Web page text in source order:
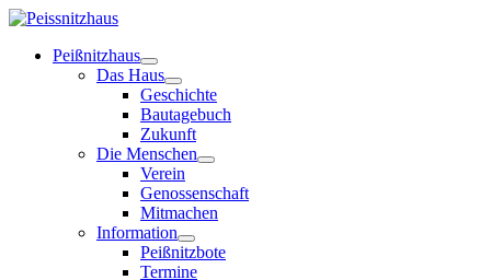
Peißnitzhaus
Das Haus
Geschichte
Bautagebuch
Zukunft
Die Menschen
Verein
Genossenschaft
Mitmachen
Information
Peißnitzbote
Termine